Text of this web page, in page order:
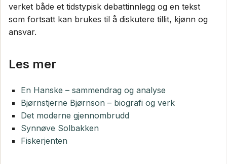
verket både et tidstypisk debattinnlegg og en tekst
som fortsatt kan brukes til å diskutere tillit, kjønn og
ansvar.
Les mer
En Hanske – sammendrag og analyse
Bjørnstjerne Bjørnson – biografi og verk
Det moderne gjennombrudd
Synnøve Solbakken
Fiskerjenten